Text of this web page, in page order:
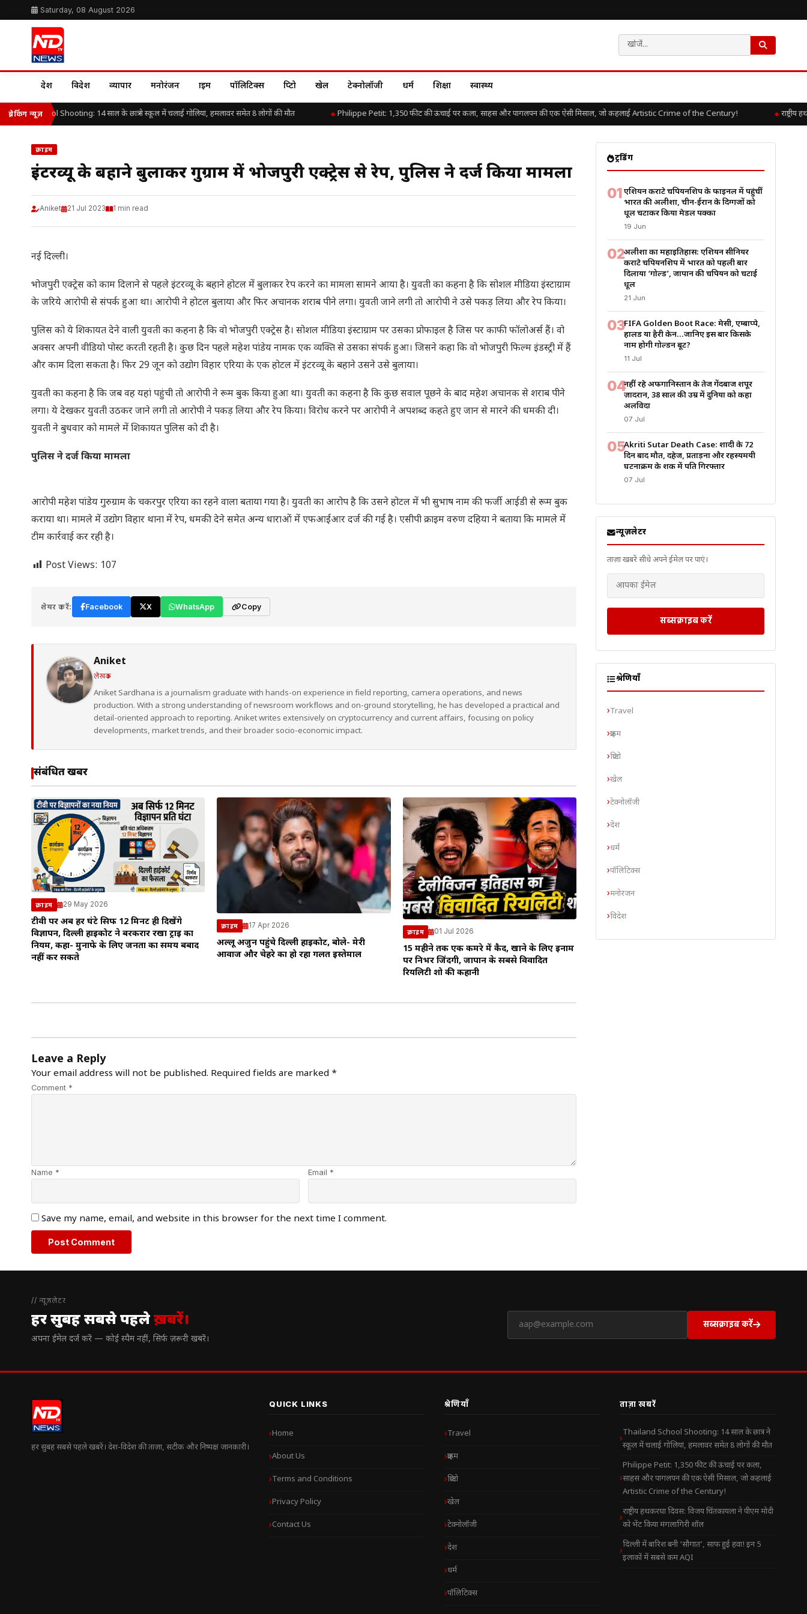
Saturday, 08 August 2026
देश विदेश व्यापार मनोरंजन क्राइम पॉलिटिक्स क्रिप्टो खेल टेक्नोलॉजी धर्म शिक्षा स्वास्थ्य
ब्रेकिंग न्यूज़
School Shooting: 14 साल के छात्र ने स्कूल में चलाई गोलियां, हमलावर समेत 8 लोगों की मौत Philippe Petit: 1,350 फीट की ऊंचाई पर कला, साहस और पागलपन की एक ऐसी मिसाल, जो कहलाई Artistic Crime of the Century! राष्ट्रीय
क्राइम
इंटरव्यू के बहाने बुलाकर गुरुग्राम में भोजपुरी एक्ट्रेस से रेप, पुलिस ने दर्ज किया मामला
Aniket 21 Jul 2023 1 min read
नई दिल्ली।
भोजपुरी एक्ट्रेस को काम दिलाने से पहले इंटरव्यू के बहाने होटल में बुलाकर रेप करने का मामला सामने आया है। युवती का कहना है कि सोशल मीडिया इंस्टाग्राम
के जरिये आरोपी से संपर्क हुआ था। आरोपी ने होटल बुलाया और फिर अचानक शराब पीने लगा। युवती जाने लगी तो आरोपी ने उसे पकड़ लिया और रेप किया।
पुलिस को ये शिकायत देने वाली युवती का कहना है कि वो भोजपुरी एक्ट्रेस है। सोशल मीडिया इंस्टाग्राम पर उसका प्रोफाइल है जिस पर काफी फॉलोअर्स हैं। वो
अक्सर अपनी वीडियो पोस्ट करती रहती है। कुछ दिन पहले महेश पांडेय नामक एक व्यक्ति से उसका संपर्क हुआ। जिसने कहा कि वो भोजपुरी फिल्म इंडस्ट्री में हैं
और काम दिला सकता है। फिर 29 जून को उद्योग विहार एरिया के एक होटल में इंटरव्यू के बहाने उसने उसे बुलाया।
युवती का कहना है कि जब वह यहां पहुंची तो आरोपी ने रूम बुक किया हुआ था। युवती का कहना है कि कुछ सवाल पूछने के बाद महेश अचानक से शराब पीने
लगा। ये देखकर युवती उठकर जाने लगी तो आरोपी ने पकड़ लिया और रेप किया। विरोध करने पर आरोपी ने अपशब्द कहते हुए जान से मारने की धमकी दी।
युवती ने बुधवार को मामले में शिकायत पुलिस को दी है।
पुलिस ने दर्ज किया मामला
आरोपी महेश पांडेय गुरुग्राम के चकरपुर एरिया का रहने वाला बताया गया है। युवती का आरोप है कि उसने होटल में भी सुभाष नाम की फर्जी आईडी से रूम बुक
कराया था। मामले में उद्योग विहार थाना में रेप, धमकी देने समेत अन्य धाराओं में एफआईआर दर्ज की गई है। एसीपी क्राइम वरुण दहिया ने बताया कि मामले में
टीम कार्रवाई कर रही है।
Post Views: 107
शेयर करें: Facebook X WhatsApp Copy
Aniket
लेखक
Aniket Sardhana is a journalism graduate with hands-on experience in field reporting, camera operations, and news
production. With a strong understanding of newsroom workflows and on-ground storytelling, he has developed a practical and
detail-oriented approach to reporting. Aniket writes extensively on cryptocurrency and current affairs, focusing on policy
developments, market trends, and their broader socio-economic impact.
संबंधित खबरें
क्राइम 29 May 2026
टीवी पर अब हर घंटे सिर्फ 12 मिनट ही दिखेंगे
विज्ञापन, दिल्ली हाईकोर्ट ने बरकरार रखा ट्राई का
नियम, कहा- मुनाफे के लिए जनता का समय बर्बाद
नहीं कर सकते
क्राइम 17 Apr 2026
अल्लू अर्जुन पहुंचे दिल्ली हाईकोर्ट, बोले- मेरी
आवाज और चेहरे का हो रहा गलत इस्तेमाल
क्राइम 01 Jul 2026
15 महीने तक एक कमरे में कैद, खाने के लिए इनाम
पर निर्भर जिंदगी, जापान के सबसे विवादित
रियलिटी शो की कहानी
Leave a Reply
Your email address will not be published. Required fields are marked *
Comment *
Name * Email *
Save my name, email, and website in this browser for the next time I comment.
ट्रेंडिंग
01एशियन कराटे चैंपियनशिप के फाइनल में पहुंचीं
भारत की अलीशा, चीन-ईरान के दिग्गजों को
धूल चटाकर किया मेडल पक्का
19 Jun
02अलीशा का महाइतिहास: एशियन सीनियर
कराटे चैंपियनशिप में भारत को पहली बार
दिलाया ‘गोल्ड’, जापान की चैंपियन को चटाई
धूल
21 Jun
03FIFA Golden Boot Race: मेसी, एम्बाप्पे,
हालैंड या हैरी केन…जानिए इस बार किसके
नाम होगी गोल्डन बूट?
11 Jul
04नहीं रहे अफगानिस्तान के तेज गेंदबाज शपूर
ज़ादरान, 38 साल की उम्र में दुनिया को कहा
अलविदा
07 Jul
05Akriti Sutar Death Case: शादी के 72
दिन बाद मौत, दहेज, प्रताड़ना और रहस्यमयी
घटनाक्रम के शक में पति गिरफ्तार
07 Jul
न्यूज़लेटर
ताज़ा खबरें सीधे अपने ईमेल पर पाएं।
सब्सक्राइब करें
श्रेणियाँ
Travel
क्राइम
क्रिप्टो
खेल
टेक्नोलॉजी
देश
धर्म
पॉलिटिक्स
मनोरंजन
विदेश
// न्यूज़लेटर
हर सुबह सबसे पहलेख़बरें।
अपना ईमेल दर्ज करें — कोई स्पैम नहीं, सिर्फ ज़रूरी खबरें।
सब्सक्राइब करें
हर सुबह सबसे पहले खबरें। देश-विदेश की ताज़ा, सटीक और निष्पक्ष जानकारी।
QUICK LINKS
Home
About Us
Terms and Conditions
Privacy Policy
Contact Us
श्रेणियाँ
Travel
क्राइम
क्रिप्टो
खेल
टेक्नोलॉजी
देश
धर्म
पॉलिटिक्स
ताज़ा खबरें
Thailand School Shooting: 14 साल के छात्र ने
स्कूल में चलाई गोलियां, हमलावर समेत 8 लोगों की मौत
Philippe Petit: 1,350 फीट की ऊंचाई पर कला,
साहस और पागलपन की एक ऐसी मिसाल, जो कहलाई
Artistic Crime of the Century!
राष्ट्रीय हथकरघा दिवस: विजय चिंतकायला ने पीएम मोदी
को भेंट किया मंगलागिरी शॉल
दिल्ली में बारिश बनी ‘सौगात’, साफ हुई हवा! इन 5
इलाकों में सबसे कम AQI